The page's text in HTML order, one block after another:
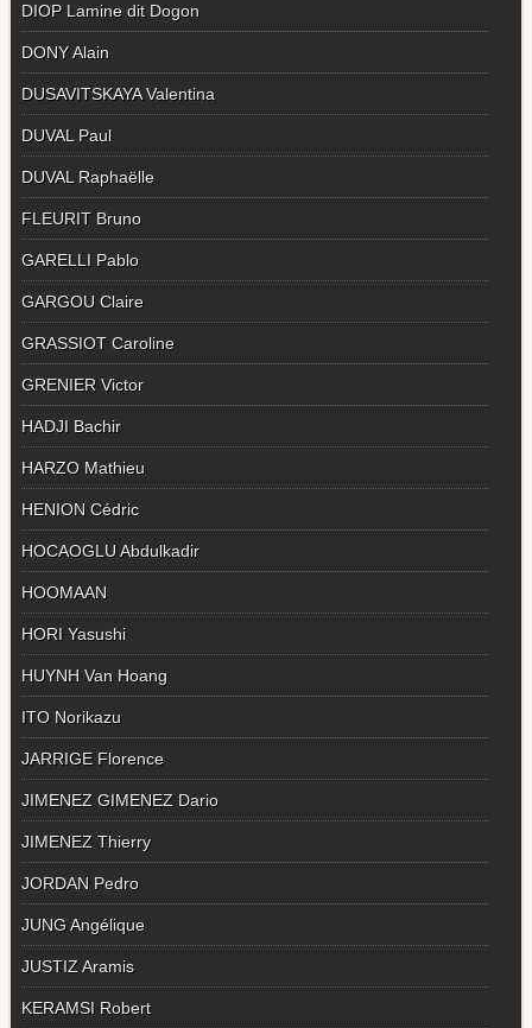
DIOP Lamine dit Dogon
DONY Alain
DUSAVITSKAYA Valentina
DUVAL Paul
DUVAL Raphaëlle
FLEURIT Bruno
GARELLI Pablo
GARGOU Claire
GRASSIOT Caroline
GRENIER Victor
HADJI Bachir
HARZO Mathieu
HENION Cédric
HOCAOGLU Abdulkadir
HOOMAAN
HORI Yasushi
HUYNH Van Hoang
ITO Norikazu
JARRIGE Florence
JIMENEZ GIMENEZ Dario
JIMENEZ Thierry
JORDAN Pedro
JUNG Angélique
JUSTIZ Aramis
KERAMSI Robert